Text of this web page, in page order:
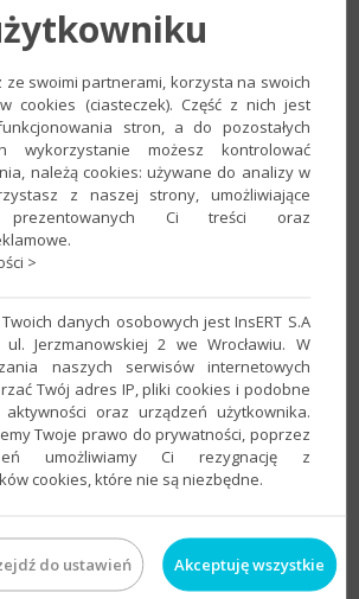
w poluFiltrujwpisać Początek
, zaznaczyć wyszukaną kolumnę na
przyciskiem
ze swoimi partnerami, korzysta na swoich
cookies (ciasteczek). Część z nich jest
stron, a do pozostałych
wykorzystanie możesz kontrolować
należą cookies: używane do analizy w
z naszej strony, umożliwiające
prezentowanych Ci treści oraz
>
danych osobowych jest InsERT S.A
Jerzmanowskiej 2 we Wrocławiu. W
naszych serwisów internetowych
Twój adres IP, pliki cookies i podobne
oraz urządzeń użytkownika.
Twoje prawo do prywatności, poprzez
umożliwiamy Ci rezygnację z
cookies, które nie są niezbędne.
do ustawień Akceptuję wszystkie